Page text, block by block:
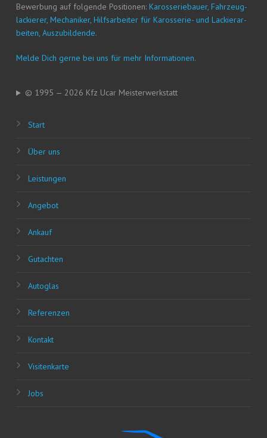
Bewer­bung auf fol­gen­de Posi­tio­nen: Karos­se­rie­bau­er, Fahr­zeug­
la­ckie­rer, Mecha­ni­ker, Hilfs­ar­bei­ter für Karos­se­rie- und Lackier­ar­
bei­ten, Auszubildende.
Mel­de Dich ger­ne bei uns für mehr Informationen.
© 1995 — 2026 Kfz Ucar Meisterwerkstatt
Start
Über uns
Leis­tun­gen
Ange­bot
Ankauf
Gut­ach­ten
Auto­glas
Refe­ren­zen
Kon­takt
Visi­ten­kar­te
Jobs